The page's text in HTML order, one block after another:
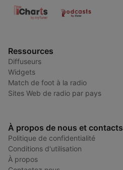
Ressources
Diffuseurs
Widgets
Match de foot à la radio
Sites Web de radio par pays
À propos de nous et contacts
Politique de confidentialité
Conditions d'utilisation
À propos